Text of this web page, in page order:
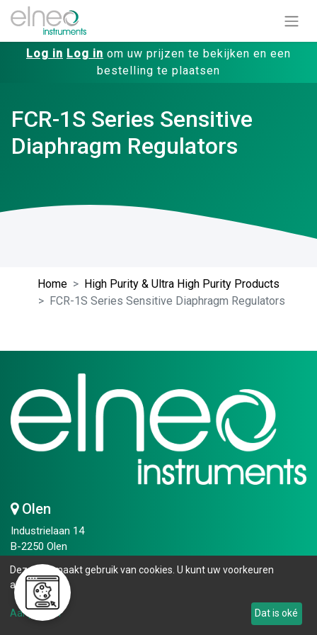
Log in Log in om uw prijzen te bekijken en een
bestelling te plaatsen
FCR-1S Series Sensitive
Diaphragm Regulators
Home
High Purity & Ultra High Purity Products
FCR-1S Series Sensitive Diaphragm Regulators
Olen
Industrielaan 14
B-2250 Olen
+32 14 25 75 50​
info.bip@elneo.com
Openingsuren
Deze site maakt gebruik van cookies. U kunt uw voorkeuren
aanpassen.
Aanpassen Dat is oké